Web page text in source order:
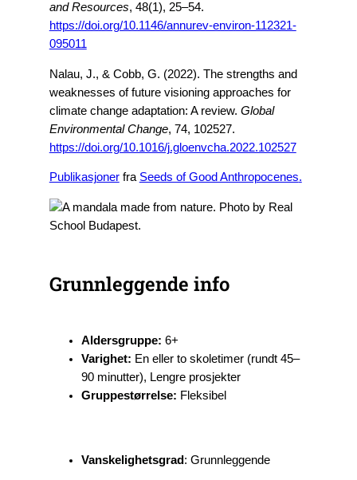
and Resources, 48(1), 25–54.
https://doi.org/10.1146/annurev-environ-112321-
095011
Nalau, J., & Cobb, G. (2022). The strengths and
weaknesses of future visioning approaches for
climate change adaptation: A review. Global
Environmental Change, 74, 102527.
https://doi.org/10.1016/j.gloenvcha.2022.102527
Publikasjonerfra Seeds of Good Anthropocenes.
Grunnleggende info
Aldersgruppe: 6+
Varighet: En eller to skoletimer (rundt 45–
90 minutter), Lengre prosjekter
Gruppestørrelse: Fleksibel
Vanskelighetsgrad: Grunnleggende